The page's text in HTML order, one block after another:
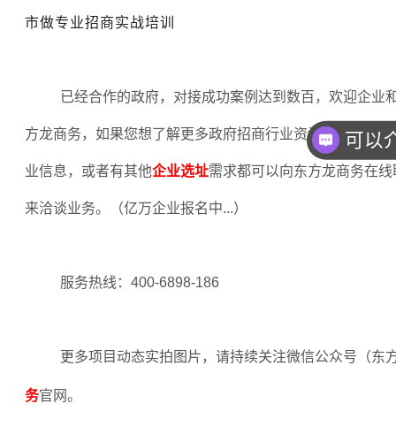
市做专业招商实战培训
已经合作的政府，对接成功案例达到数百，欢迎企业
方龙商务，如果您想了解更多政府招商行业资讯，获取更
业信息，或者有其他企业选址需求都可以向东方龙商务在
来洽谈业务。（亿万企业报名中...）
服务热线： 400-6898-186
更多项目动态实拍图片，请持续关注微信公众号（东
务官网。